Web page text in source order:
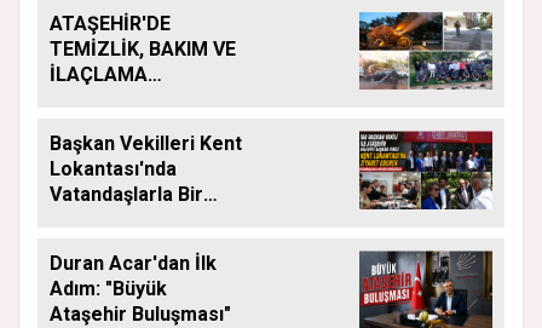
ATAŞEHİR'DE
TEMİZLİK, BAKIM VE
İLAÇLAMA
Başkan Vekilleri Kent
Lokantası'nda
Vatandaşlarla Bir
Duran Acar'dan İlk
Adım: "Büyük
Ataşehir Buluşması"